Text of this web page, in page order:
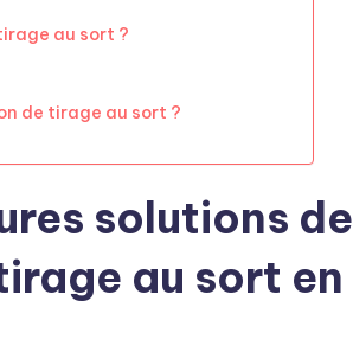
au sort ?
de tirage au sort ?
solutions de
au sort en